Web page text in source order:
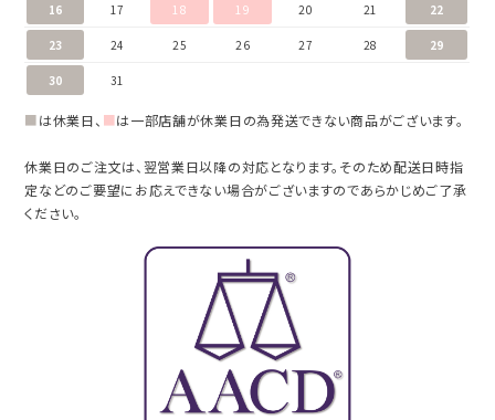
16 17 18 19 20 21 22
23 24 25 26 27 28 29
30 31
■は休業日、 ■は一部店舗が休業日の為発送できない商品がございます。
休業日のご注文は、翌営業日以降の対応となります。そのため配送日時指
定などのご要望にお応えできない場合がございますのであらかじめご了承
ください。